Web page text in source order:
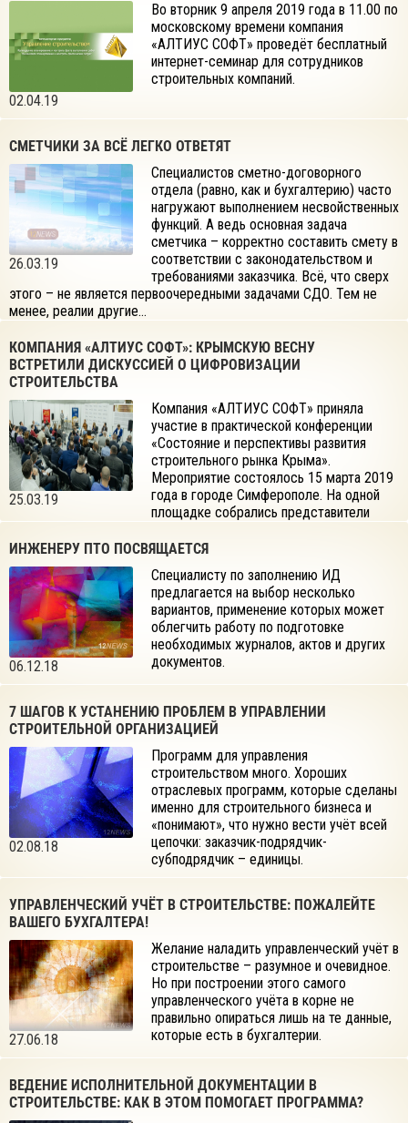
02.04.19
Во вторник 9 апреля 2019 года в 11.00 по
московскому времени компания
«АЛТИУС СОФТ» проведёт бесплатный
интернет-семинар для сотрудников
строительных компаний.
СМЕТЧИКИ ЗА ВСЁ ЛЕГКО ОТВЕТЯТ
26.03.19
Специалистов сметно-договорного
отдела (равно, как и бухгалтерию) часто
нагружают выполнением несвойственных
функций. А ведь основная задача
сметчика – корректно составить смету в
соответствии с законодательством и
требованиями заказчика. Всё, что сверх
этого – не является первоочередными задачами СДО. Тем не
менее, реалии другие…
КОМПАНИЯ «АЛТИУС СОФТ»: КРЫМСКУЮ ВЕСНУ
ВСТРЕТИЛИ ДИСКУССИЕЙ О ЦИФРОВИЗАЦИИ
СТРОИТЕЛЬСТВА
25.03.19
Компания «АЛТИУС СОФТ» приняла
участие в практической конференции
«Состояние и перспективы развития
строительного рынка Крыма».
Мероприятие состоялось 15 марта 2019
года в городе Симферополе. На одной
площадке собрались представители
строительства.
ИНЖЕНЕРУ ПТО ПОСВЯЩАЕТСЯ
06.12.18
Специалисту по заполнению ИД
предлагается на выбор несколько
вариантов, применение которых может
облегчить работу по подготовке
необходимых журналов, актов и других
документов.
7 ШАГОВ К УСТАНЕНИЮ ПРОБЛЕМ В УПРАВЛЕНИИ
СТРОИТЕЛЬНОЙ ОРГАНИЗАЦИЕЙ
02.08.18
Программ для управления
строительством много. Хороших
отраслевых программ, которые сделаны
именно для строительного бизнеса и
«понимают», что нужно вести учёт всей
цепочки: заказчик-подрядчик-
субподрядчик – единицы.
УПРАВЛЕНЧЕСКИЙ УЧЁТ В СТРОИТЕЛЬСТВЕ: ПОЖАЛЕЙТЕ
ВАШЕГО БУХГАЛТЕРА!
27.06.18
Желание наладить управленческий учёт в
строительстве – разумное и очевидное.
Но при построении этого самого
управленческого учёта в корне не
правильно опираться лишь на те данные,
которые есть в бухгалтерии.
ВЕДЕНИЕ ИСПОЛНИТЕЛЬНОЙ ДОКУМЕНТАЦИИ В
СТРОИТЕЛЬСТВЕ: КАК В ЭТОМ ПОМОГАЕТ ПРОГРАММА?